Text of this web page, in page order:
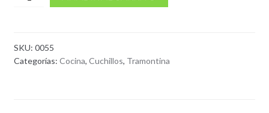
chef
Tramontina
SKU: 0055
Categorías: Cocina, Cuchillos, Tramontina